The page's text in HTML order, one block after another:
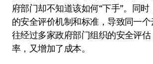
府部门却不知道该如何“下手”。同
的安全评价机制和标准，导致同一
往经过多家政府部门组织的安全评
率，又增加了成本。